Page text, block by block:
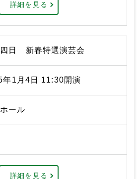
詳細を見る
日 新春特選演芸会
年1月4日 11:30開演
ール
詳細を見る